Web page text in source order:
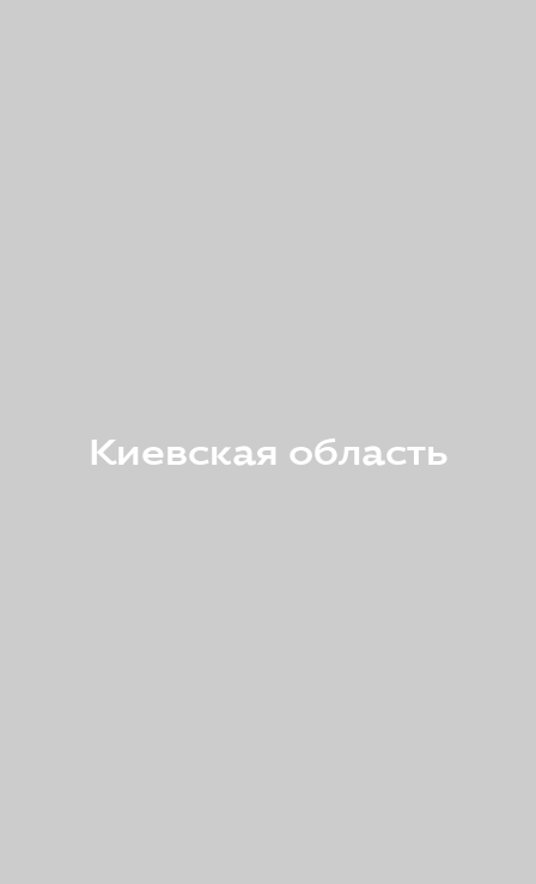
Киевская область